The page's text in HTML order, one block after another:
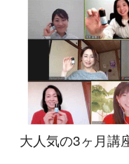
大人気の3ヶ月講